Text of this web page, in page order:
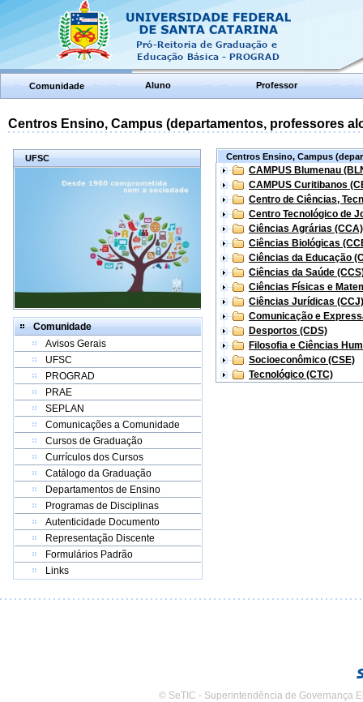
Comunidade Aluno Professor
Centros Ensino, Campus (departamentos, professores
UFSC
Comunidade
Avisos Gerais
UFSC
PROGRAD
PRAE
SEPLAN
Comunicações a Comunidade
Cursos de Graduação
Currículos dos Cursos
Catálogo da Graduação
Departamentos de Ensino
Programas de Disciplinas
Autenticidade Documento
Representação Discente
Formulários Padrão
Links
Centros Ensino, Campus
CAMPUS Blumenau
CAMPUS Curitibanos
Centro de Ciências,
Centro Tecnológico de
Ciências Agrárias (CCA)
Ciências Biológicas
Ciências da Educação
Ciências da Saúde
Ciências Físicas e
Ciências Jurídicas (CCJ)
Comunicação e
Desportos (CDS)
Filosofia e Ciências
Socioeconômico (CSE)
Tecnológico (CTC)
© SeTIC - Superintendência de Governança